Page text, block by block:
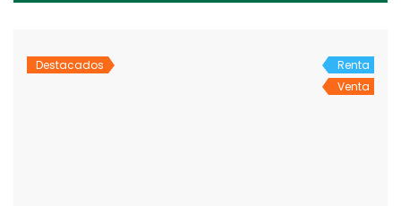
Destacados
Renta
Venta